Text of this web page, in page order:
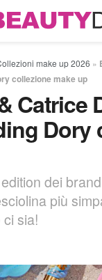
make up 2026 »
collezione make up
Catrice
Dory
dei
più
sia!